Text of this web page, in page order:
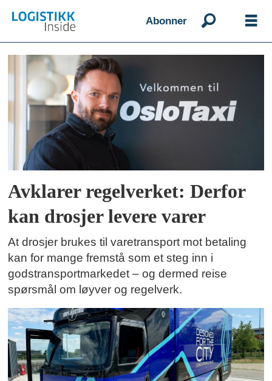
Abonner
Emne:
varedistribusjon
Avklarer regelverket: Derfor
kan drosjer levere varer
At drosjer brukes til varetransport mot betaling
kan for mange fremstå som et steg inn i
godstransportmarkedet – og dermed reise
spørsmål om løyver og regelverk.